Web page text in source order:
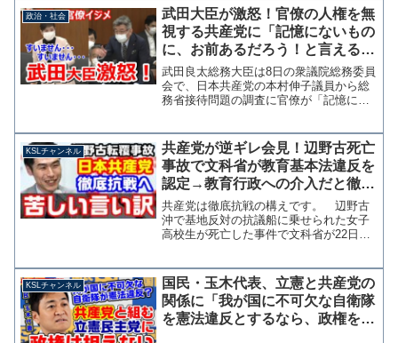
謝罪文をお届けします」という手書きメ
モが投げ入れられていたこ...
政治・社会
武田大臣が激怒！官僚の人権を無
視する共産党に「記憶にないもの
に、お前あるだろう！と言えるの
か！」→共産党「すいません」
武田良太総務大臣は8日の衆議院総務委員
会で、日本共産党の本村伸子議員から総
務省接待問題の調査に官僚が「記憶にな
「記憶にないものを、いや、記憶にある
だろう！絶対にあるんだ！...
KSLチャンネル
共産党が逆ギレ会見！辺野古死亡
事故で文科省が教育基本法違反を
認定→教育行政への介入だと徹底
抗戦の構えを見せる【KSLチャン
ネル】
共産党は徹底抗戦の構えです。 辺野古
沖で基地反対の抗議船に乗せられた女子
高校生が死亡した事件で文科省が22日、
同行に通知したことを公表しました。
これをうけて日本共産党...
KSLチャンネル
国民・玉木代表、立憲と共産党の
関係に「我が国に不可欠な自衛隊
を憲法違反とするなら、政権を担